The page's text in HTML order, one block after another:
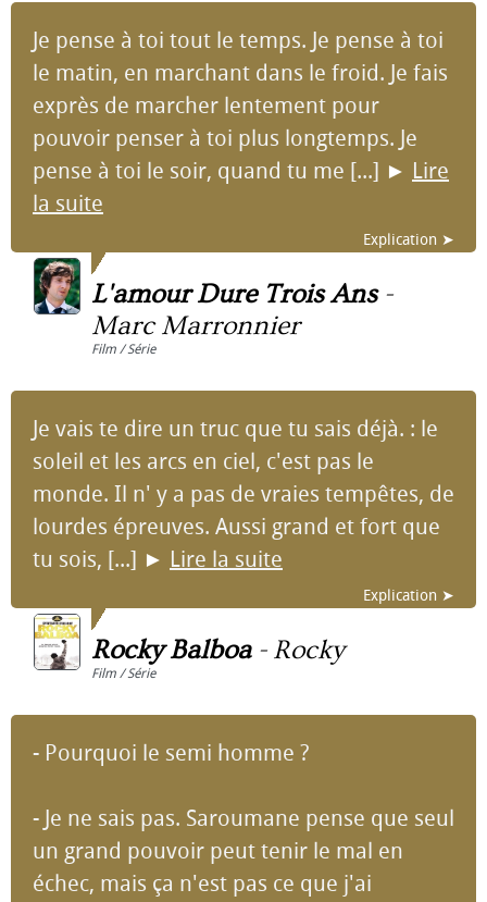
Je pense à toi tout le temps. Je pense à toi
le matin, en marchant dans le froid. Je fais
exprès de marcher lentement pour
pouvoir penser à toi plus longtemps. Je
pense à toi le soir, quand tu me [...] ► Lire
la suite
Explication ➤
L'amour Dure Trois Ans-
Marc Marronnier
Film / Série
Je vais te dire un truc que tu sais déjà. : le
soleil et les arcs en ciel, c'est pas le
monde. Il n' y a pas de vraies tempêtes, de
lourdes épreuves. Aussi grand et fort que
tu sois, [...] ► Lire la suite
Explication ➤
Rocky Balboa- Rocky
Film / Série
- Pourquoi le semi homme ?
- Je ne sais pas. Saroumane pense que seul
un grand pouvoir peut tenir le mal en
échec, mais ça n'est pas ce que j'ai